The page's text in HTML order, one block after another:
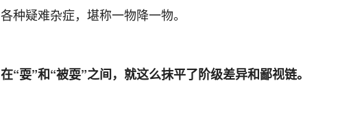
各种疑难杂症，堪称一物降一物。
在“耍”和“被耍”之间，就这么抹平了阶级差异和鄙视链。